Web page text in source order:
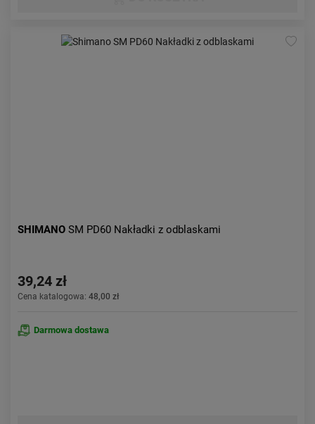
SHIMANO SM PD60 Nakładki z odblaskami
39,24 zł
Cena katalogowa: 48,00 zł
Darmowa dostawa